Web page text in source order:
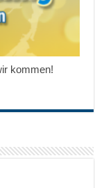
kommen!